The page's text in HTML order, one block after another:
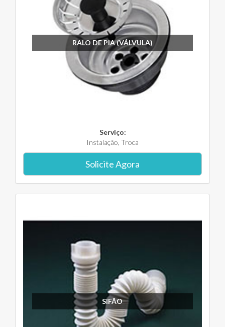
RALO DE PIA (VÁLVULA)
Serviço:
Instalação, Troca
Solicite Agora
SIFÃO